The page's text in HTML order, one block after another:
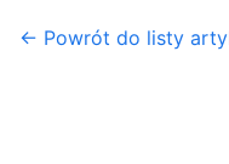
← Powrót do listy